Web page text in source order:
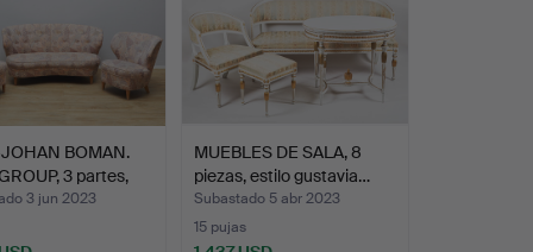
BOMAN.
3 partes,
3 jun 2023
MUEBLES DE SALA, 8
piezas, estilo gustavia…
Subastado 5 abr 2023
15 pujas